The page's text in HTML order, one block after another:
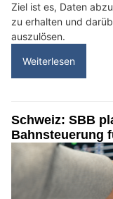
Ziel ist es, Daten
zu erhalten und
auszulösen.
Weiterlesen
Schweiz: SBB
Bahnsteuerung